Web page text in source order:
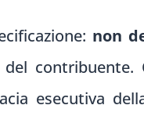
non
contribuente.
esecutiva